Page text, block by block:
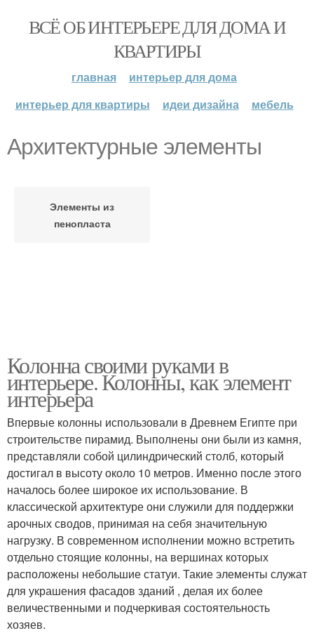
ВСЁ ОБ ИНТЕРЬЕРЕ ДЛЯ ДОМА И
КВАРТИРЫ
главная
интерьер для дома
интерьер для квартиры
идеи дизайна мебель
Архитектурные элементы
Элементы из
пенопласта
Колонна своими руками в
интерьере. Колонны, как элемент
интерьера
Впервые колонны использовали в Древнем Египте при
строительстве пирамид. Выполнены они были из камня,
представляли собой цилиндрический столб, который
достигал в высоту около 10 метров. Именно после этого
началось более широкое их использование. В
классической архитектуре они служили для поддержки
арочных сводов, принимая на себя значительную
нагрузку. В современном исполнении можно встретить
отдельно стоящие колонны, на вершинах которых
расположены небольшие статуи. Такие элементы служат
для украшения фасадов зданий , делая их более
величественными и подчеркивая состоятельность
хозяев.